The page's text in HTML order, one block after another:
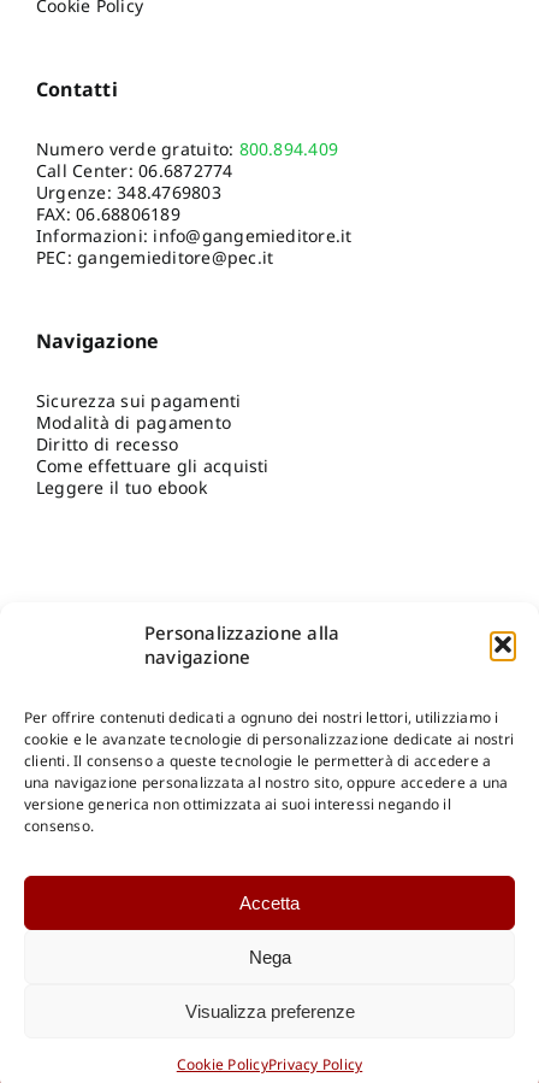
Personalizzazione alla
navigazione
Per offrire contenuti dedicati a ognuno dei nostri lettori, utilizziamo i
cookie e le avanzate tecnologie di personalizzazione dedicate ai nostri
clienti. Il consenso a queste tecnologie le permetterà di accedere a
una navigazione personalizzata al nostro sito, oppure accedere a una
versione generica non ottimizzata ai suoi interessi negando il
consenso.
Accetta
Nega
Visualizza preferenze
Cookie PolicyPrivacy Policy
Cookie Policy
Contatti
Numero verde gratuito: 800.894.409
Call Center:06.6872774
Urgenze:348.4769803
FAX: 06.68806189
Informazioni: info@gangemieditore.it
PEC: gangemieditore@pec.it
Navigazione
Sicurezza sui pagamenti
Modalità di pagamento
Diritto di recesso
Come effettuare gli acquisti
Leggere il tuo ebook
Shop Gangemi Editore-Pagamenti Sicuri e anche Rateali
Catalogo Internazionale
DOWNLOAD
Catalogo Internazionale